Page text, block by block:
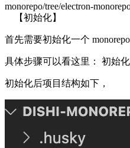
monorepo/tree/electron-
【初始化】
首先需要初始化一个
具体步骤可以看这里： 初始
初始化后项目结构如下，